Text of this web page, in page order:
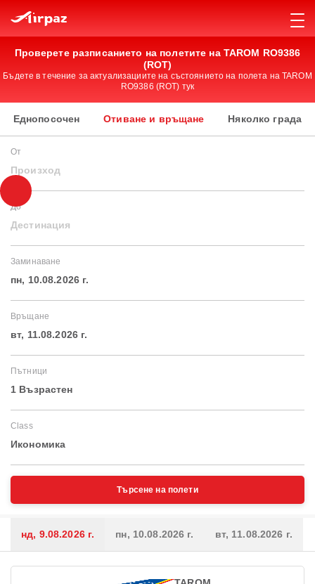
Проверете разписанието на полетите на TAROM RO9386
(ROT)
Бъдете в течение за актуализациите на състоянието на полета на TAROM
RO9386 (ROT) тук
Еднопосочен Отиване и връщане Няколко града
От
Произход
До
Дестинация
Заминаване
пн, 10.08.2026 г.
Връщане
вт, 11.08.2026 г.
Пътници
1 Възрастен
Class
Икономика
Търсене на полети
нд, 9.08.2026 г. пн, 10.08.2026 г. вт, 11.08.2026 г.